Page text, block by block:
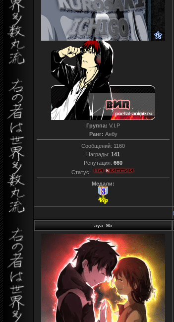
Группа: V.I.P
Ранг: Анбу
Сообщений: 1160
Награды: 141
Репутация: 660
Статус:
Медали:
aya_95